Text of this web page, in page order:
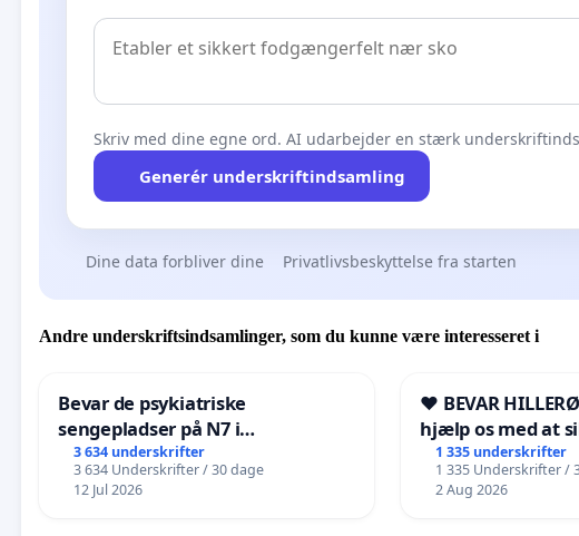
Skriv med dine egne ord. AI udarbejder en stærk
Generér underskriftindsamling
Dine data forbliver dine Privatlivsbeskyttelse fra starten
Andre underskriftsindsamlinger, som du kunne være interesseret i
Bevar de psykiatriske
sengepladser på N7 i
Frederikshavn
3 634 underskrifter
3 634 Underskrifter / 30 dage
12 Jul 2026
❤️ BEVAR
hjælp os med at
fremtid ❤️
1 335 underskrifter
1 335 Underskrifter /
2 Aug 2026